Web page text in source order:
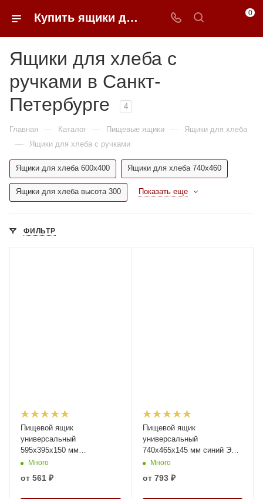
Купить ящики для хлеба с ручками в Санкт-Петербурге | 0FFER 0
Ящики для хлеба с
ручками в Санкт-
Петербурге
4
Главная — Каталог — Пищевые ящики — Ящики для хлеба
— Ящики для хлеба с ручками
Ящики для хлеба 600x400 Ящики для хлеба 740x460
Ящики для хлеба высота 300 Показать еще
ФИЛЬТР
Пищевой ящик
универсальный
595х395х150 мм
прозрачный с
перфорированными
стенками и дном
Много
от 561 ₽
Пищевой ящик
универсальный
740х465х145 мм синий ЭКО
с перфорированными
стенками и дном
Много
от 793 ₽